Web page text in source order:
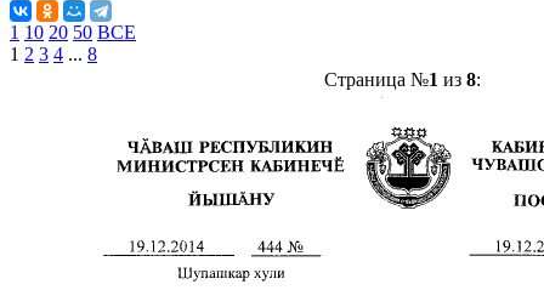
1 10 20 50 ВСЕ
1 2 3 4 ... 8
Страница №1 из 8: